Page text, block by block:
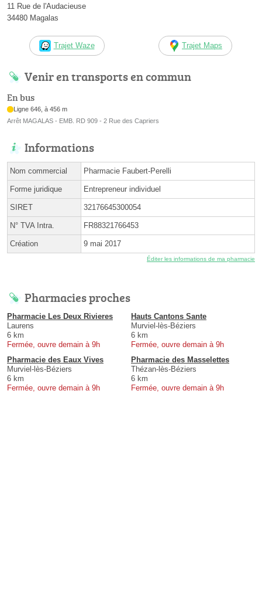
11 Rue de l'Audacieuse
34480 Magalas
Trajet Waze Trajet Maps
Venir en transports en commun
En bus
Ligne 646, à 456 m
Arrêt MAGALAS - EMB. RD 909 - 2 Rue des Capriers
Informations
Nom commercial Pharmacie Faubert-Perelli
Forme juridique Entrepreneur individuel
SIRET 32176645300054
N° TVA Intra. FR88321766453
Création 9 mai 2017
Éditer les informations de ma pharmacie
Pharmacies proches
Pharmacie Les Deux Rivieres
Laurens
6 km
Fermée, ouvre demain à 9h
Hauts Cantons Sante
Murviel-lès-Béziers
6 km
Fermée, ouvre demain à 9h
Pharmacie des Eaux Vives
Murviel-lès-Béziers
6 km
Fermée, ouvre demain à 9h
Pharmacie des Masselettes
Thézan-lès-Béziers
6 km
Fermée, ouvre demain à 9h